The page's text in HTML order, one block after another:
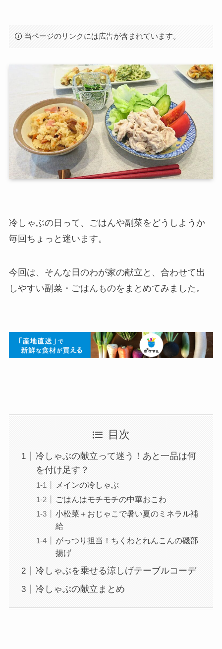
当ページのリンクには広告が含まれています。
冷しゃぶの日って、ごはんや副菜をどうしようか
毎回ちょっと迷います。
今回は、そんな日のわが家の献立と、合わせて出
しやすい副菜・ごはんものをまとめてみました。
目次
冷しゃぶの献立って迷う！あと一品は何
を付け足す？
メインの冷しゃぶ
ごはんはモチモチの中華おこわ
小松菜＋おじゃこで暑い夏のミネラル補
給
がっつり担当！ちくわとれんこんの磯部
揚げ
冷しゃぶを乗せる涼しげテーブルコーデ
冷しゃぶの献立まとめ